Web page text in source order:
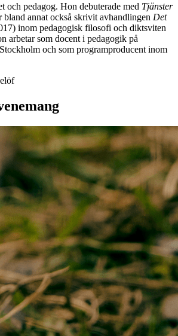
och pedagog. Hon debuterade med Tjänster
annat också skrivit avhandlingen Det
inom pedagogisk filosofi och diktsviten
arbetar som docent i pedagogik på
och som programproducent inom